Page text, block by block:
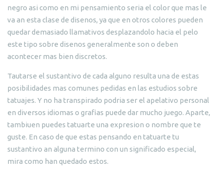
negro asi­ como en mi pensamiento seri­a el color que mas le
va an esta clase de disenos, ya que en otros colores pueden
quedar demasiado llamativos desplazandolo hacia el pelo
este tipo sobre disenos generalmente son o deben
acontecer mas bien discretos.
Tautarse el sustantivo de cada alguno resulta una de estas
posibilidades mas comunes pedidas en las estudios sobre
tatuajes. Y no ha transpirado podri­a ser el apelativo personal
en diversos idiomas o grafias puede dar mucho juego. Aparte,
tambiuen puedes tatuarte una expresion o nombre que te
guste. En caso de que estas pensando en tatuarte tu
sustantivo an alguna termino con un significado especial,
mira como han quedado estos.